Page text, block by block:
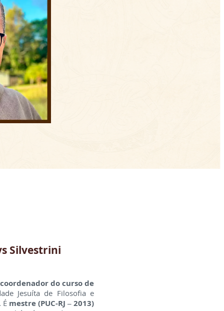
Silvestrini
do curso de
Jesuíta de Filosofia e
É mestre (PUC-RJ – 2013)